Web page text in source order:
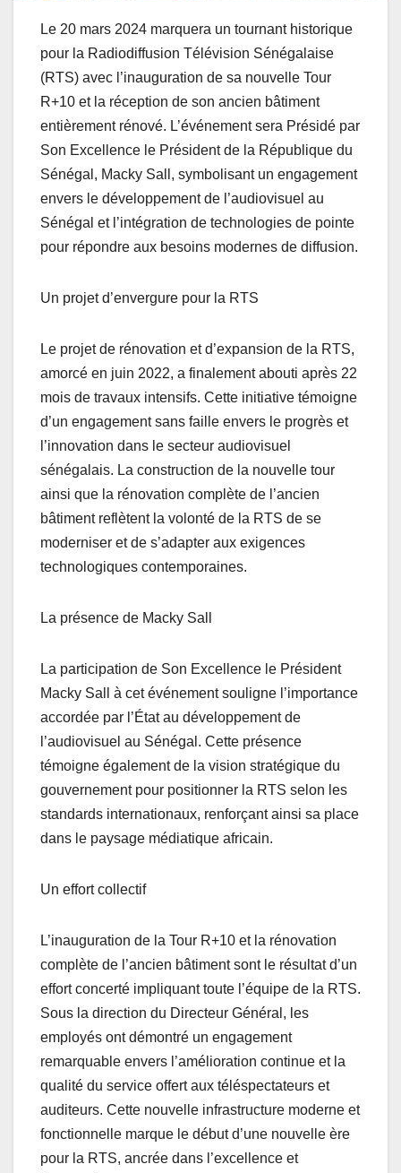
Le 20 mars 2024 marquera un tournant historique
pour la Radiodiffusion Télévision Sénégalaise
(RTS) avec l’inauguration de sa nouvelle Tour
R+10 et la réception de son ancien bâtiment
entièrement rénové. L’événement sera Présidé par
Son Excellence le Président de la République du
Sénégal, Macky Sall, symbolisant un engagement
envers le développement de l’audiovisuel au
Sénégal et l’intégration de technologies de pointe
pour répondre aux besoins modernes de diffusion.
Un projet d’envergure pour la RTS
Le projet de rénovation et d’expansion de la RTS,
amorcé en juin 2022, a finalement abouti après 22
mois de travaux intensifs. Cette initiative témoigne
d’un engagement sans faille envers le progrès et
l’innovation dans le secteur audiovisuel
sénégalais. La construction de la nouvelle tour
ainsi que la rénovation complète de l’ancien
bâtiment reflètent la volonté de la RTS de se
moderniser et de s’adapter aux exigences
technologiques contemporaines.
La présence de Macky Sall
La participation de Son Excellence le Président
Macky Sall à cet événement souligne l’importance
accordée par l’État au développement de
l’audiovisuel au Sénégal. Cette présence
témoigne également de la vision stratégique du
gouvernement pour positionner la RTS selon les
standards internationaux, renforçant ainsi sa place
dans le paysage médiatique africain.
Un effort collectif
L’inauguration de la Tour R+10 et la rénovation
complète de l’ancien bâtiment sont le résultat d’un
effort concerté impliquant toute l’équipe de la RTS.
Sous la direction du Directeur Général, les
employés ont démontré un engagement
remarquable envers l’amélioration continue et la
qualité du service offert aux téléspectateurs et
auditeurs. Cette nouvelle infrastructure moderne et
fonctionnelle marque le début d’une nouvelle ère
pour la RTS, ancrée dans l’excellence et